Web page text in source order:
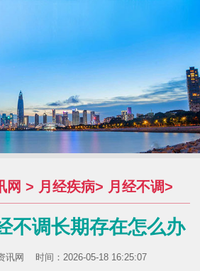
网 > 月经疾病> 月经不调>
不调长期存在怎么办
讯网 时间：2026-05-18 16:25:07